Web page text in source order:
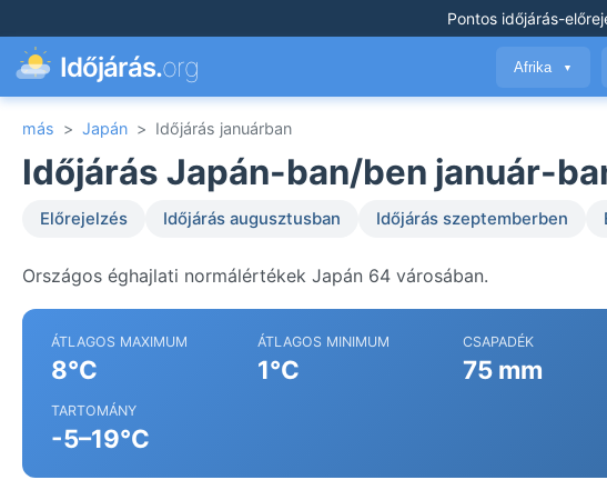
Pontos időjárás-
Időjárás.org Afrika ▼
más > Japán > Időjárás januárban
Időjárás Japán-ban/ben január-
Előrejelzés Időjárás augusztusban Időjárás szeptemberben
Országos éghajlati normálértékek Japán 64 városában.
ÁTLAGOS MAXIMUM
8°C
ÁTLAGOS MINIMUM
1°C
CSAPADÉK
75 mm
TARTOMÁNY
-5–19°C